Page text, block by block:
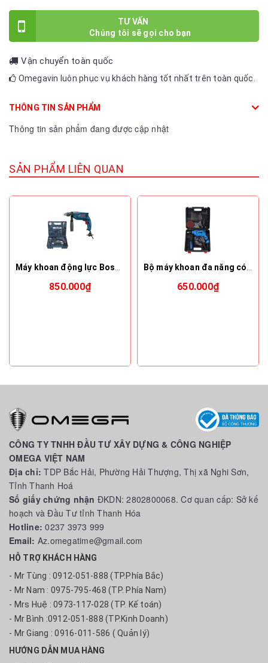
TƯ VẤN
Vận chuyển toàn quốc
Omegavin luôn phục vụ khách hàng tốt nhất trên toàn quốc.
THÔNG TIN SẢN PHẨM
Thông tin sản phẩm đang được cập nhật
SẢN PHẨM LIÊN QUAN
850.000₫ 650.000₫
CÔNG TY TNHH ĐẦU TƯ XÂY DỰNG & CÔNG NGHIỆP
OMEGA VIỆT NAM
Địa chỉ:TDP Bắc Hải, Phường Hải Thượng, Thị xã Nghi Sơn,
Tỉnh Thanh Hoá
Số giấy chứng nhận ĐKDN: 2802800068. Cơ quan cấp: Sở kế
hoạch và Đầu Tư tỉnh Thanh Hóa
Hotline:0237 3973 999
Email: Az.omegatime@gmail.com
HỖ TRỢ KHÁCH HÀNG
- Mr Tùng : 0912-051-888 (TP.Phía Bắc)
- Mr Nam : 0975-795-468 (TP. Phía Nam)
- Mrs Huệ : 0973-117-028 (TP. Kế toán)
- Mr Bình :0912-051-888 (TP.Kinh Doanh)
- Mr Giang : 0916-011-586 ( Quản lý)
HƯỚNG DẪN MUA HÀNG